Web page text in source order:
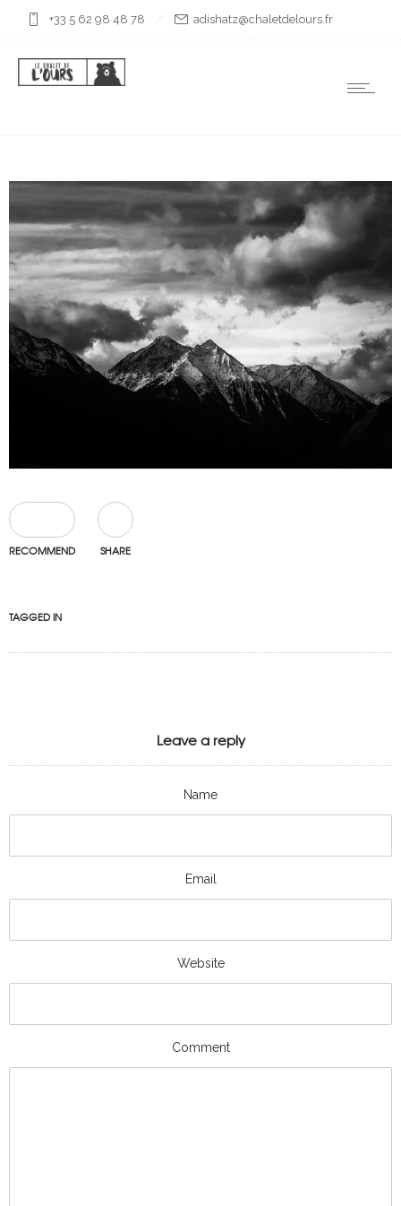
+33 5 62 98 48 78 rf.sruoledtelahc@ztahsida
RECOMMEND SHARE
TAGGED IN
Leave a reply
Name
Email
Website
Comment